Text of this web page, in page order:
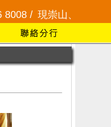
現崇山、譽港灣 2345